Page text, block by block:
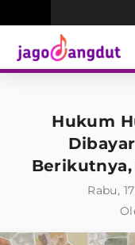
Hukum
Berikutnya,
Rabu,